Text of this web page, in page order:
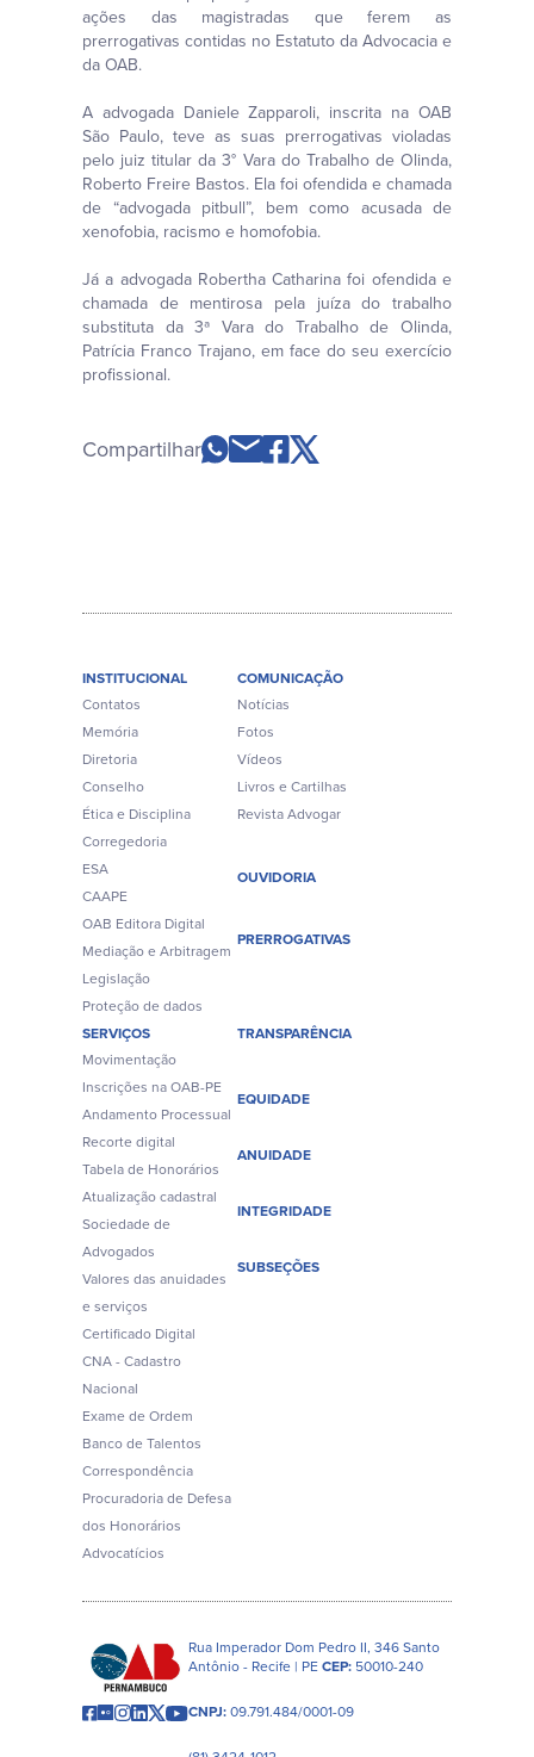
ações das magistradas que ferem as
prerrogativas contidas no Estatuto da Advocacia e
da OAB.
A advogada Daniele Zapparoli, inscrita na OAB
São Paulo, teve as suas prerrogativas violadas
pelo juiz titular da 3° Vara do Trabalho de Olinda,
Roberto Freire Bastos. Ela foi ofendida e chamada
de “advogada pitbull”, bem como acusada de
xenofobia, racismo e homofobia.
Já a advogada Robertha Catharina foi ofendida e
chamada de mentirosa pela juíza do trabalho
substituta da 3ª Vara do Trabalho de Olinda,
Patrícia Franco Trajano, em face do seu exercício
profissional.
Compartilhar
INSTITUCIONAL
Contatos
Memória
Diretoria
Conselho
Ética e Disciplina
Corregedoria
ESA
CAAPE
OAB Editora Digital
Mediação e Arbitragem
Legislação
Proteção de dados
COMUNICAÇÃO
Notícias
Fotos
Vídeos
Livros e Cartilhas
Revista Advogar
OUVIDORIA
PRERROGATIVAS
SERVIÇOS
Movimentação
Inscrições na OAB-PE
Andamento Processual
Recorte digital
Tabela de Honorários
Atualização cadastral
Sociedade de
Advogados
Valores das anuidades
e serviços
Certificado Digital
CNA - Cadastro
Nacional
Exame de Ordem
Banco de Talentos
Correspondência
Procuradoria de Defesa
dos Honorários
Advocatícios
TRANSPARÊNCIA
EQUIDADE
ANUIDADE
INTEGRIDADE
SUBSEÇÕES
Rua Imperador Dom Pedro II, 346 Santo
Antônio - Recife | PECEP:50010-240
CNPJ:09.791.484/0001-09